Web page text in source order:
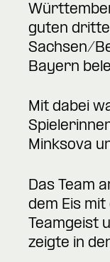
guten
Sachsen/
Bayern
Mit dabei
Minksova
Das Team
dem Eis
Teamgeist
zeigte in